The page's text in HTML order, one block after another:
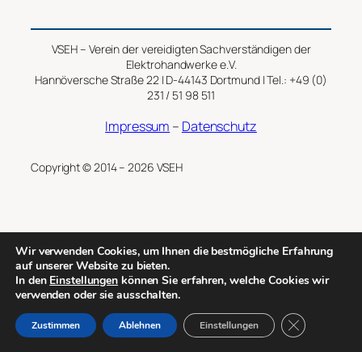
VSEH – Verein der vereidigten Sachverständigen der
Elektrohandwerke e.V.
Hannöversche Straße 22 | D-44143 Dortmund | Tel.: +49 (0)
231 / 51 98 511
Impressum – Datenschutz
Copyright © 2014 – 2026 VSEH
Wir verwenden Cookies, um Ihnen die bestmögliche Erfahrung
auf unserer Website zu bieten.
In den Einstellungen können Sie erfahren, welche Cookies wir
verwenden oder sie ausschalten.
Zustimmen Ablehnen Einstellungen GDPR